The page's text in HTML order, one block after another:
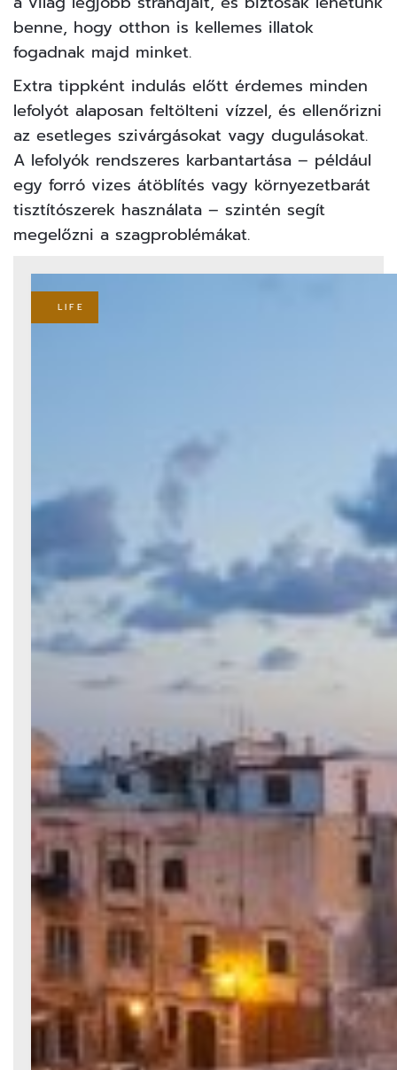
benne, hogy otthon is kellemes illatok
fogadnak majd minket.
Extra tippként indulás előtt érdemes minden
lefolyót alaposan feltölteni vízzel, és ellenőrizni
az esetleges szivárgásokat vagy dugulásokat.
A lefolyók rendszeres karbantartása – például
egy forró vizes átöblítés vagy környezetbarát
tisztítószerek használata – szintén segít
megelőzni a szagproblémákat.
LIFE